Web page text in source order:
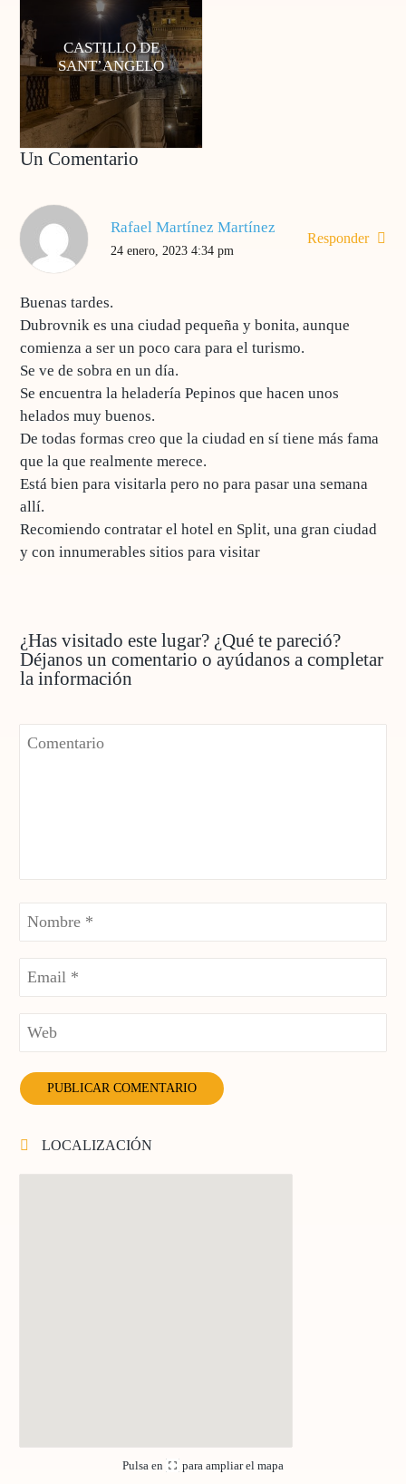
CASTILLO DE
SANT’ANGELO
Un Comentario
Rafael Martínez Martínez
24 enero, 2023 4:34 pm
Responder
Buenas tardes.
Dubrovnik es una ciudad pequeña y bonita, aunque
comienza a ser un poco cara para el turismo.
Se ve de sobra en un día.
Se encuentra la heladería Pepinos que hacen unos
helados muy buenos.
De todas formas creo que la ciudad en sí tiene más fama
que la que realmente merece.
Está bien para visitarla pero no para pasar una semana
allí.
Recomiendo contratar el hotel en Split, una gran ciudad
y con innumerables sitios para visitar
¿Has visitado este lugar? ¿Qué te pareció?
Déjanos un comentario o ayúdanos a completar
la información
LOCALIZACIÓN
Pulsa en para ampliar el mapa